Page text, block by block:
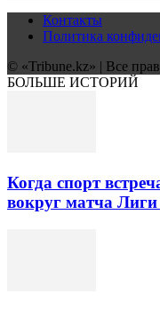
Контакты
Политика
© «Tribune.kz» | Все
БОЛЬШЕ ИСТОРИЙ
Когда спорт
вокруг матча